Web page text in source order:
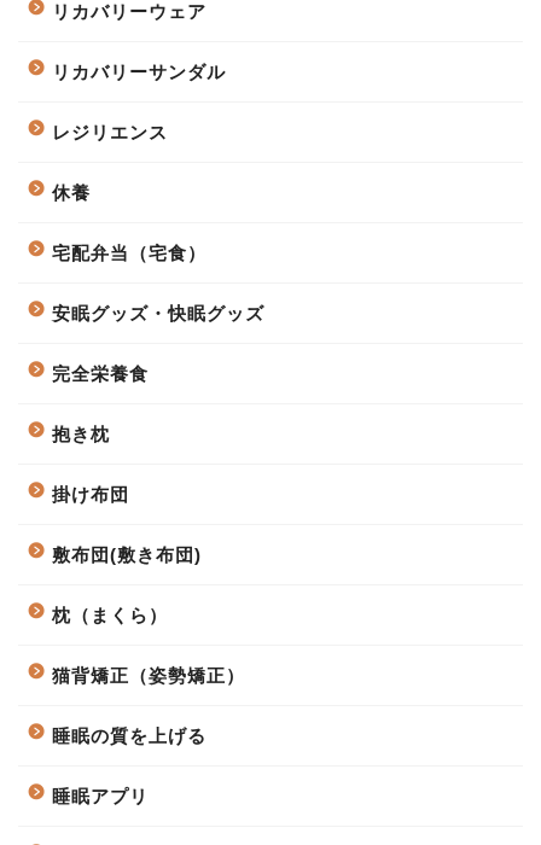
リカバリーウェア
リカバリーサンダル
レジリエンス
休養
宅配弁当（宅食）
安眠グッズ・快眠グッズ
完全栄養食
抱き枕
掛け布団
敷布団(敷き布団)
枕（まくら）
猫背矯正（姿勢矯正）
睡眠の質を上げる
睡眠アプリ